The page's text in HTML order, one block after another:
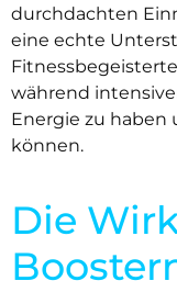
durchdachten
eine echte
während
Energie zu haben
können.
Die